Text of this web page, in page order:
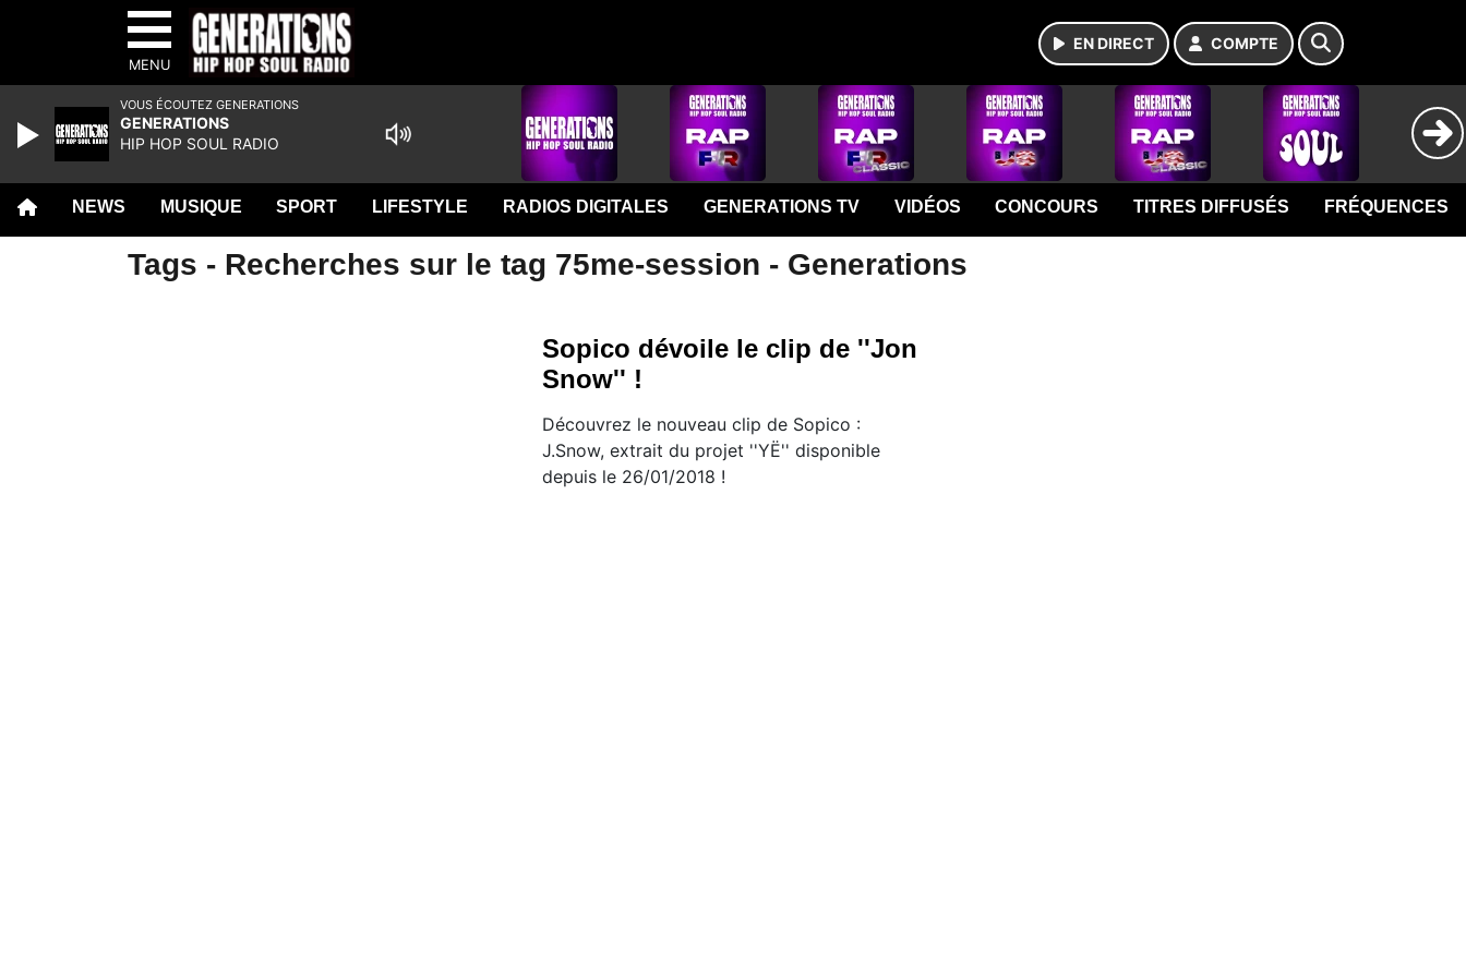
MENU
EN DIRECT COMPTE
NEWS MUSIQUE SPORT LIFESTYLE RADIOS DIGITALES GENERATIONS TV VIDÉOS CONCOURS TITRES DIFFUSÉS FRÉQUENCES
Tags - Recherches sur le tag 75me-session - Generations
Sopico dévoile le clip de ''Jon
Snow'' !
Découvrez le nouveau clip de Sopico :
J.Snow, extrait du projet ''YË'' disponible
depuis le 26/01/2018 !
VOUS ÉCOUTEZ GENERATIONS
GENERATIONS
HIP HOP SOUL RADIO